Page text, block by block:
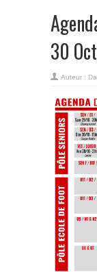
30
Auteur :